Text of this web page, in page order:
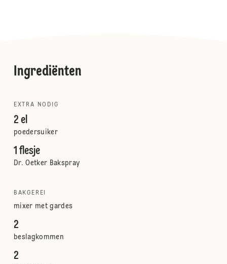
Ingrediënten
EXTRA NODIG
2 el
poedersuiker
1 flesje
Dr. Oetker Bakspray
BAKGEREI
mixer met gardes
2
beslagkommen
2